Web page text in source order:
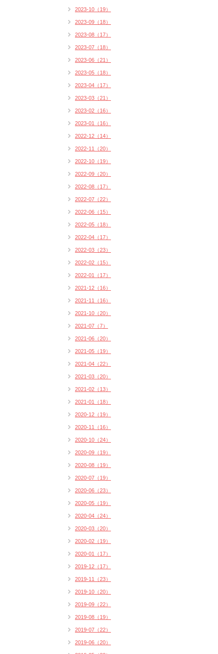
2023-10（19）
2023-09（18）
2023-08（17）
2023-07（18）
2023-06（21）
2023-05（18）
2023-04（17）
2023-03（21）
2023-02（16）
2023-01（16）
2022-12（14）
2022-11（20）
2022-10（19）
2022-09（20）
2022-08（17）
2022-07（22）
2022-06（15）
2022-05（18）
2022-04（17）
2022-03（23）
2022-02（15）
2022-01（17）
2021-12（16）
2021-11（16）
2021-10（20）
2021-07（7）
2021-06（20）
2021-05（19）
2021-04（22）
2021-03（20）
2021-02（13）
2021-01（18）
2020-12（19）
2020-11（16）
2020-10（24）
2020-09（19）
2020-08（19）
2020-07（19）
2020-06（23）
2020-05（19）
2020-04（24）
2020-03（20）
2020-02（19）
2020-01（17）
2019-12（17）
2019-11（23）
2019-10（20）
2019-09（22）
2019-08（19）
2019-07（22）
2019-06（20）